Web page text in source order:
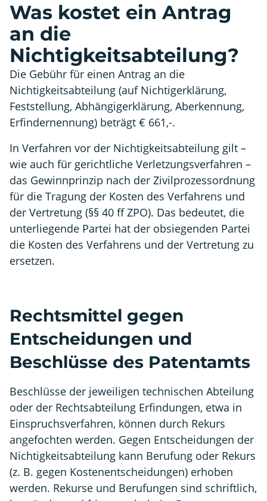
Was kostet ein Antrag
an die
Nichtigkeitsabteilung?
Die Gebühr für einen Antrag an die
Nichtigkeitsabteilung (auf Nichtigerklärung,
Feststellung, Abhängigerklärung, Aberkennung,
Erfindernennung) beträgt € 661,-.
In Verfahren vor der Nichtigkeitsabteilung gilt –
wie auch für gerichtliche Verletzungsverfahren –
das Gewinnprinzip nach der Zivilprozessordnung
für die Tragung der Kosten des Verfahrens und
der Vertretung (§§ 40 ff ZPO). Das bedeutet, die
unterliegende Partei hat der obsiegenden Partei
die Kosten des Verfahrens und der Vertretung zu
ersetzen.
Rechtsmittel gegen
Entscheidungen und
Beschlüsse des Patentamts
Beschlüsse der jeweiligen technischen Abteilung
oder der Rechtsabteilung Erfindungen, etwa in
Einspruchsverfahren, können durch Rekurs
angefochten werden. Gegen Entscheidungen der
Nichtigkeitsabteilung kann Berufung oder Rekurs
(z. B. gegen Kostenentscheidungen) erhoben
werden. Rekurse und Berufungen sind schriftlich,